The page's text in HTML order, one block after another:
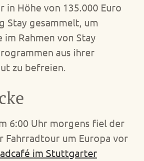
in Höhe von 135.000 Euro
Stay gesammelt, um
Rahmen von Stay
aus ihrer
zu befreien.
6:00 Uhr morgens fiel der
Fahrradtour um Europa vor
im Stuttgarter